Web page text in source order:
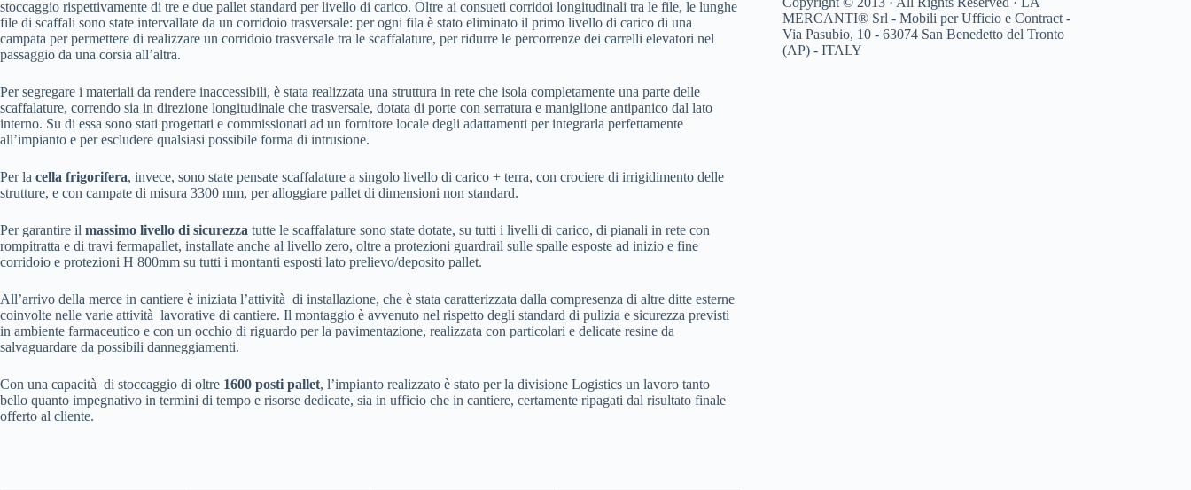
stoccaggio rispettivamente di tre e due pallet standard per livello di carico. Oltre ai consueti corridoi longitudinali tra le file, le lunghe
file di scaffali sono state intervallate da un corridoio trasversale: per ogni fila è stato eliminato il primo livello di carico di una
campata per permettere di realizzare un corridoio trasversale tra le scaffalature, per ridurre le percorrenze dei carrelli elevatori nel
passaggio da una corsia all’altra.
Per segregare i materiali da rendere inaccessibili, è stata realizzata una struttura in rete che isola completamente una parte delle
scaffalature, correndo sia in direzione longitudinale che trasversale, dotata di porte con serratura e maniglione antipanico dal lato
interno. Su di essa sono stati progettati e commissionati ad un fornitore locale degli adattamenti per integrarla perfettamente
all’impianto e per escludere qualsiasi possibile forma di intrusione.
Per la cella frigorifera, invece, sono state pensate scaffalature a singolo livello di carico + terra, con crociere di irrigidimento delle
strutture, e con campate di misura 3300 mm, per alloggiare pallet di dimensioni non standard.
Per garantire il massimo livello di sicurezza tutte le scaffalature sono state dotate, su tutti i livelli di carico, di pianali in rete con
rompitratta e di travi fermapallet, installate anche al livello zero, oltre a protezioni guardrail sulle spalle esposte ad inizio e fine
corridoio e protezioni H 800mm su tutti i montanti esposti lato prelievo/deposito pallet.
All’arrivo della merce in cantiere è iniziata l’attività di installazione, che è stata caratterizzata dalla compresenza di altre ditte esterne
coinvolte nelle varie attività lavorative di cantiere. Il montaggio è avvenuto nel rispetto degli standard di pulizia e sicurezza previsti
in ambiente farmaceutico e con un occhio di riguardo per la pavimentazione, realizzata con particolari e delicate resine da
salvaguardare da possibili danneggiamenti.
Con una capacità di stoccaggio di oltre 1600 posti pallet, l’impianto realizzato è stato per la divisione Logistics un lavoro tanto
bello quanto impegnativo in termini di tempo e risorse dedicate, sia in ufficio che in cantiere, certamente ripagati dal risultato finale
offerto al cliente.
MERCANTI® Srl - Mobili per Ufficio e Contract -
Via Pasubio, 10 - 63074 San Benedetto del Tronto
(AP) - ITALY